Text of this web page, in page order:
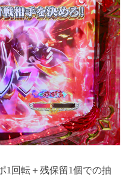
1回転＋残保留1個での抽